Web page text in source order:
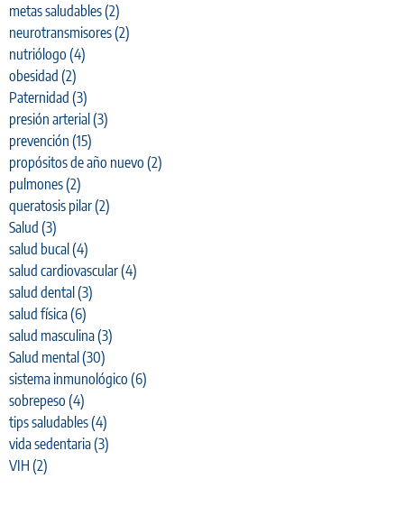
metas saludables(2)
neurotransmisores(2)
nutriólogo (4)
obesidad (2)
Paternidad (3)
presión arterial (3)
prevención (15)
propósitos de año nuevo (2)
pulmones(2)
queratosis pilar(2)
Salud (3)
salud bucal (4)
salud cardiovascular(4)
salud dental (3)
salud física(6)
salud masculina(3)
Salud mental (30)
sistema inmunológico (6)
sobrepeso (4)
tips saludables(4)
vida sedentaria(3)
VIH (2)